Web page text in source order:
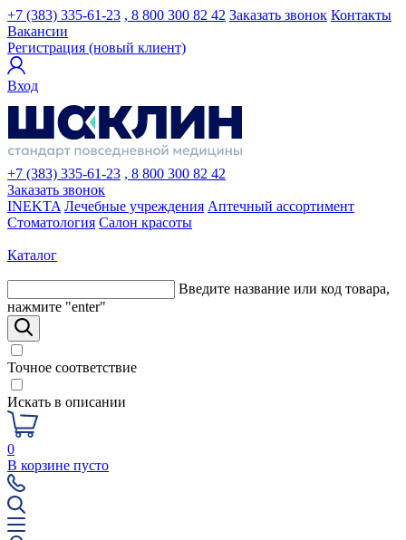
+7 (383) 335-61-23 , 8 800 300 82 42 Заказать звонок Контакты
Вакансии
Регистрация (новый клиент)
Вход
+7 (383) 335-61-23 , 8 800 300 82 42
Заказать звонок
INEKTA Лечебные учреждения Аптечный ассортимент
Стоматология Салон красоты
Каталог
Введите название или код товара,
нажмите "enter"
Точное соответствие
Искать в описании
0
В корзине пусто